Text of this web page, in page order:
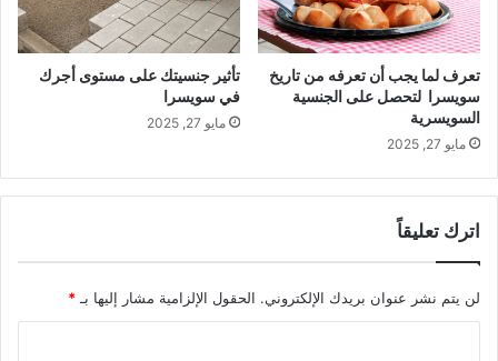
تعرف لما يجب أن تعرفه من تاريخ
سويسرا لتحصل على الجنسية
السويسرية
مايو 27, 2025
تأثير جنسيتك على مستوى أجرك
في سويسرا
مايو 27, 2025
اترك تعليقاً
لن يتم نشر عنوان بريدك الإلكتروني. الحقول الإلزامية مشار إليها بـ*